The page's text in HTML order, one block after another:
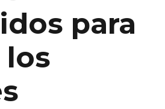
para